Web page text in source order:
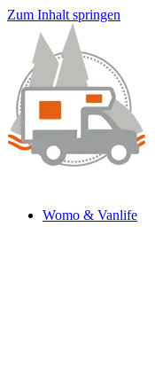
Zum Inhalt springen
Womo & Vanlife